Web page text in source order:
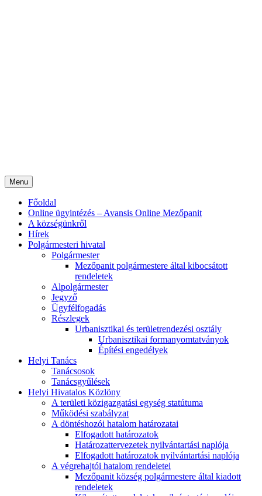
Menu
Főoldal
Online ügyintézés – Avansis Online Mezőpanit
A községünkről
Hírek
Polgármesteri hivatal
Polgármester
Mezőpanit polgármestere által kibocsátott
rendeletek
Alpolgármester
Jegyző
Ügyfélfogadás
Részlegek
Urbanisztikai és területrendezési osztály
Urbanisztikai formanyomtatványok
Építési engedélyek
Helyi Tanács
Tanácsosok
Tanácsgyűlések
Helyi Hivatalos Közlöny
A területi közigazgatási egység statútuma
Működési szabályzat
A döntéshozói hatalom határozatai
Elfogadott határozatok
Határozattervezetek nyilvántartási naplója
Elfogadott határozatok nyilvántartási naplója
A végrehajtói hatalom rendeletei
Mezőpanit község polgármestere által kiadott
rendeletek